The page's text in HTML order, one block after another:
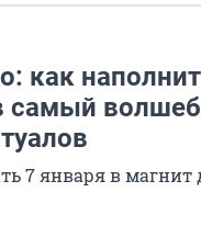
как
самый
7 января в магнит